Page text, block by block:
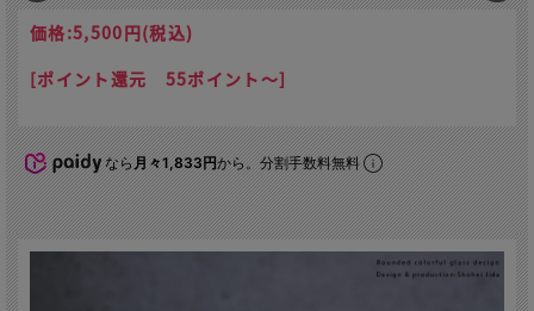
価格:5,500円(税込)
[ポイント還元 55ポイント～]
なら月々1,833円から。分割手数料無料